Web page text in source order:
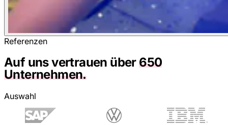
Referenzen
Auf uns vertrauen über650
Unternehmen.
Auswahl